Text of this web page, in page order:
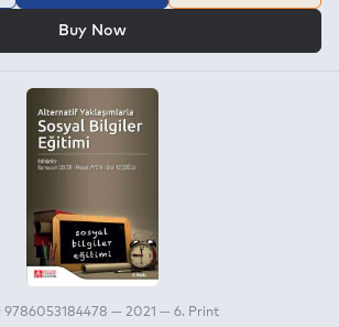
Buy Now
9786053184478 — 2021 — 6. Print